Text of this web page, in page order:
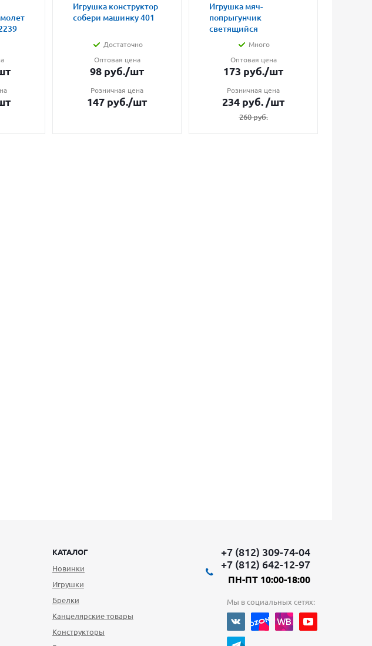
Игрушка конструктор
собери машинку 401
Достаточно
Оптовая цена
98 руб./шт
Розничная цена
147 руб./шт
Игрушка мяч-
попрыгунчик
светящийся
Много
Оптовая цена
173 руб./шт
Розничная цена
234 руб. /шт
260руб.
КАТАЛОГ
Новинки
Игрушки
Брелки
Канцелярские товары
Конструкторы
+7 (812) 309-74-04
+7 (812) 642-12-97
ПН-ПТ 10:00-18:00
Мы в социальных сетях: